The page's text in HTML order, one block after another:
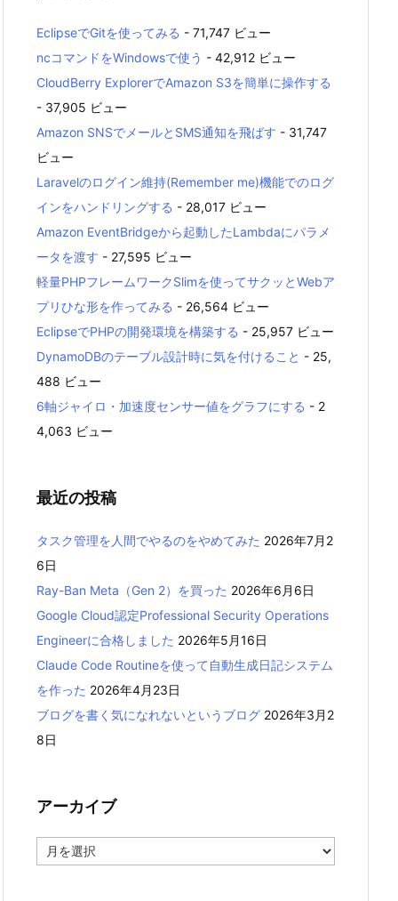
EclipseでGitを使ってみる - 71,747 ビュー
ncコマンドをWindowsで使う - 42,912 ビュー
CloudBerry ExplorerでAmazon S3を簡単に操作する
- 37,905 ビュー
Amazon SNSでメールとSMS通知を飛ばす - 31,747
ビュー
Laravelのログイン維持(Remember me)機能でのログ
インをハンドリングする - 28,017 ビュー
Amazon EventBridgeから起動したLambdaにパラメ
ータを渡す - 27,595 ビュー
軽量PHPフレームワークSlimを使ってサクッとWebア
プリひな形を作ってみる - 26,564 ビュー
EclipseでPHPの開発環境を構築する - 25,957 ビュー
DynamoDBのテーブル設計時に気を付けること - 25,
488 ビュー
6軸ジャイロ・加速度センサー値をグラフにする - 2
4,063 ビュー
最近の投稿
タスク管理を人間でやるのをやめてみた 2026年7月2
6日
Ray-Ban Meta（Gen 2）を買った 2026年6月6日
Google Cloud認定Professional Security Operations
Engineerに合格しました 2026年5月16日
Claude Code Routineを使って自動生成日記システム
を作った 2026年4月23日
ブログを書く気になれないというブログ 2026年3月2
8日
アーカイブ
ー